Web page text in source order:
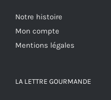
Notre histoire
Mon compte
Mentions légales
LA LETTRE GOURMANDE